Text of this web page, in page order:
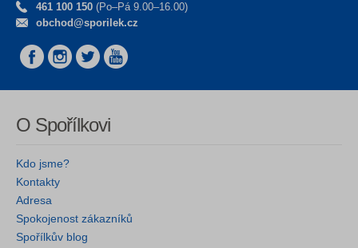
461 100 150 (Po–Pá 9.00–16.00)
obchod@sporilek.cz
O Spořílkovi
Kdo jsme?
Kontakty
Adresa
Spokojenost zákazníků
Spořílkův blog